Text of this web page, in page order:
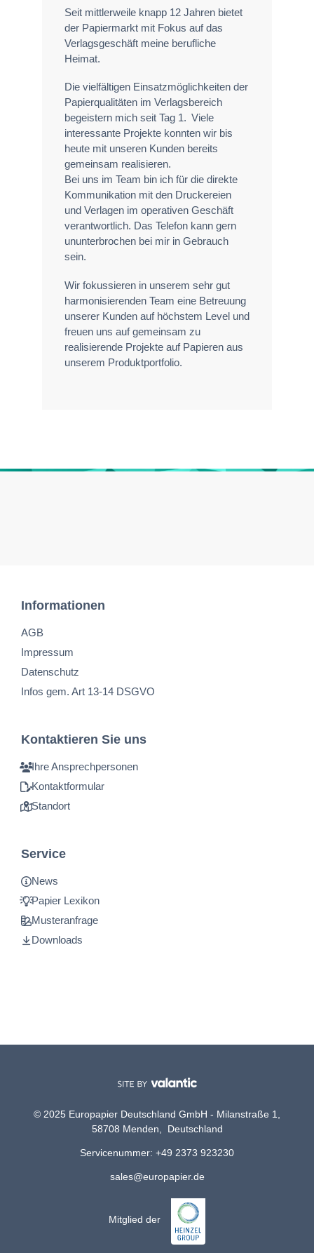
Seit mittlerweile knapp 12 Jahren bietet
der Papiermarkt mit Fokus auf das
Verlagsgeschäft meine berufliche
Heimat.
Die vielfältigen Einsatzmöglichkeiten der
Papierqualitäten im Verlagsbereich
begeistern mich seit Tag 1. Viele
interessante Projekte konnten wir bis
heute mit unseren Kunden bereits
gemeinsam realisieren.
Bei uns im Team bin ich für die direkte
Kommunikation mit den Druckereien
und Verlagen im operativen Geschäft
verantwortlich. Das Telefon kann gern
ununterbrochen bei mir in Gebrauch
sein.
Wir fokussieren in unserem sehr gut
harmonisierenden Team eine Betreuung
unserer Kunden auf höchstem Level und
freuen uns auf gemeinsam zu
realisierende Projekte auf Papieren aus
unserem Produktportfolio.
Informationen
AGB
Impressum
Datenschutz
Infos gem. Art 13-14 DSGVO
Kontaktieren Sie uns
Ihre Ansprechpersonen
Kontaktformular
Standort
Service
News
Papier Lexikon
Musteranfrage
Downloads
© 2025 Europapier Deutschland GmbH - Milanstraße 1,
58708 Menden, Deutschland
Servicenummer: +49 2373 923230
sales@europapier.de
Mitglied der